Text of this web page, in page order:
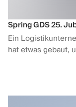
Spring GDS 25.
Ein
hat etwas gebaut,